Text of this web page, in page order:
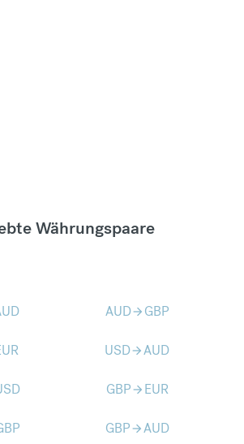
Währungspaare
AUDarrow_forward GBP
USDarrow_forwardAUD
GBParrow_forward EUR
GBParrow_forwardAUD